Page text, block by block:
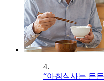
4.
“아침식사는 든